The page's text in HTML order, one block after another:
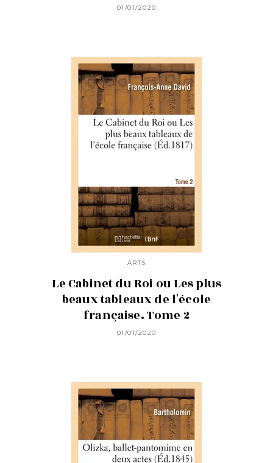
01/01/2020
ARTS
Le Cabinet du Roi ou Les plus
beaux tableaux de l'école
française. Tome 2
01/01/2020